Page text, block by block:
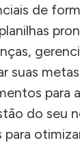
de
suas
para
do seu
para